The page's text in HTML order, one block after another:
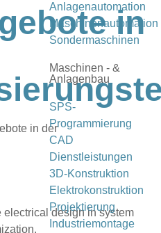
Anlagenautomation
Maschinenautomation
Sondermaschinen
Maschinen - &
Anlagenbau
SPS-
Programmierung
CAD
Dienstleistungen
3D-Konstruktion
Elektrokonstruktion
Projektierung
Industriemontage
in
in der